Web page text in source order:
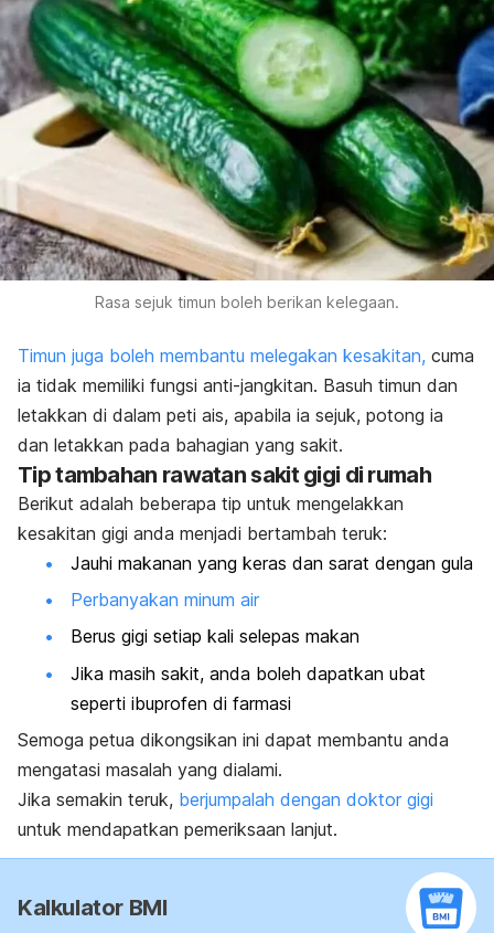
Rasa sejuk timun boleh berikan kelegaan.
Timun juga boleh membantu melegakan kesakitan, cuma
ia tidak memiliki fungsi anti-jangkitan. Basuh timun dan
letakkan di dalam peti ais, apabila ia sejuk, potong ia
dan letakkan pada bahagian yang sakit.
Tip tambahan rawatan sakit gigi di rumah
Berikut adalah beberapa tip untuk mengelakkan
kesakitan gigi anda menjadi bertambah teruk:
Jauhi makanan yang keras dan sarat dengan gula
Perbanyakan minum air
Berus gigi setiap kali selepas makan
Jika masih sakit, anda boleh dapatkan ubat
seperti ibuprofen di farmasi
Semoga petua dikongsikan ini dapat membantu anda
mengatasi masalah yang dialami.
Jika semakin teruk, berjumpalah dengan doktor gigi
untuk mendapatkan pemeriksaan lanjut.
Kalkulator BMI